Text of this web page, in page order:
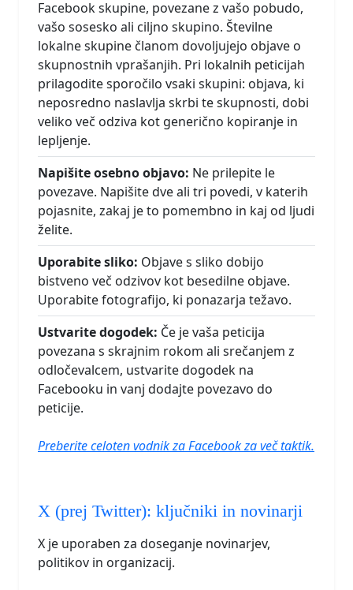
Facebook skupine, povezane z vašo pobudo,
vašo sosesko ali ciljno skupino. Številne
lokalne skupine članom dovoljujejo objave o
skupnostnih vprašanjih. Pri lokalnih peticijah
prilagodite sporočilo vsaki skupini: objava, ki
neposredno naslavlja skrbi te skupnosti, dobi
veliko več odziva kot generično kopiranje in
lepljenje.
Napišite osebno objavo: Ne prilepite le
povezave. Napišite dve ali tri povedi, v katerih
pojasnite, zakaj je to pomembno in kaj od ljudi
želite.
Uporabite sliko: Objave s sliko dobijo
bistveno več odzivov kot besedilne objave.
Uporabite fotografijo, ki ponazarja težavo.
Ustvarite dogodek: Če je vaša peticija
povezana s skrajnim rokom ali srečanjem z
odločevalcem, ustvarite dogodek na
Facebooku in vanj dodajte povezavo do
peticije.
Preberite celoten vodnik za Facebook za več taktik.
X (prej Twitter): ključniki in novinarji
X je uporaben za doseganje novinarjev,
politikov in organizacij.